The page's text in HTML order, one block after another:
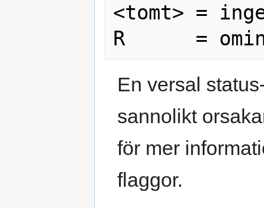
<tomt> =
En versal
sannolikt
för mer
flaggor.